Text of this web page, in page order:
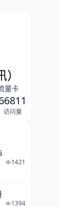
量卡
访问量
1421
1394